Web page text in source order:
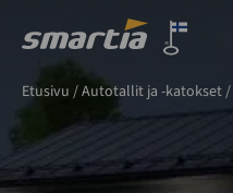
content
Oy
Etusivu /Autotallit ja -katokset/